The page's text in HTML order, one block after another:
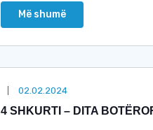
Më shumë
02.02.2024
4 SHKURTI – DITA